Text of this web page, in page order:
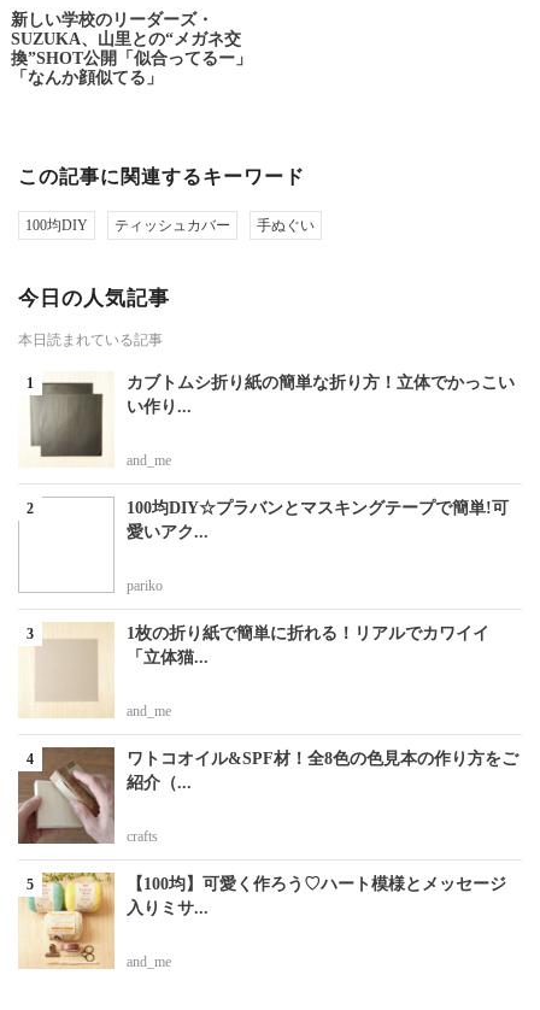
新しい学校のリーダーズ・
SUZUKA、山里との“メガネ交
換”SHOT公開「似合ってるー」
「なんか顔似てる」
この記事に関連するキーワード
100均DIY ティッシュカバー 手ぬぐい
今日の人気記事
本日読まれている記事
カブトムシ折り紙の簡単な折り方！立体でかっこい
い作り...
and_me
100均DIY☆プラバンとマスキングテープで簡単!可
愛いアク...
pariko
1枚の折り紙で簡単に折れる！リアルでカワイイ
「立体猫...
and_me
ワトコオイル&SPF材！全8色の色見本の作り方をご
紹介（...
crafts
【100均】可愛く作ろう♡ハート模様とメッセージ
入りミサ...
and_me